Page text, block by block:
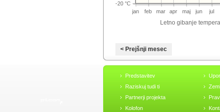
Letno gibanje
jan feb mar apr maj jun jul
-20 °C
< Prejšnji mesec
Predstavitev
Raziskuj tudi ti
Partnerji projekta
Kolofon